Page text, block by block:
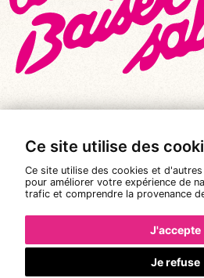
Ce site utilise des
Ce site utilise des cookies et
pour améliorer votre expérience de
trafic et comprendre la provenance
J'accepte
Je refuse
© Tous droits réservés 2026 |
Le
Mentions légales
Politique de confidentialité
Conditions Générales de Vente
Réalisation :Pixéine